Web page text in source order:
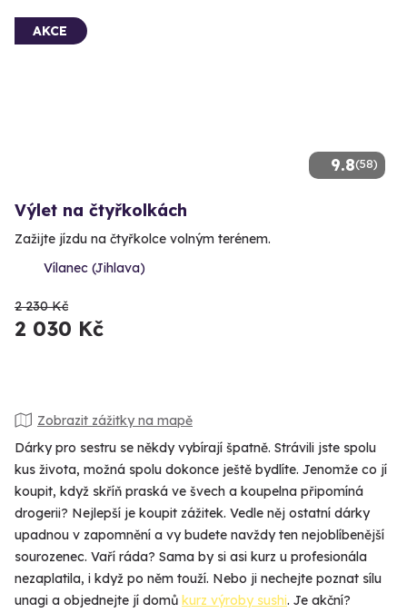
9.8(58)
AKCE
Výlet na čtyřkolkách
Zažijte jízdu na čtyřkolce volným terénem.
Vílanec (Jihlava)
2 230 Kč
2 030 Kč
Zobrazit zážitky na mapě
Dárky pro sestru se někdy vybírají špatně. Strávili jste spolu
kus života, možná spolu dokonce ještě bydlíte. Jenomže co jí
koupit, když skříň praská ve švech a koupelna připomíná
drogerii? Nejlepší je koupit zážitek. Vedle něj ostatní dárky
upadnou v zapomnění a vy budete navždy ten nejoblíbenější
sourozenec. Vaří ráda? Sama by si asi kurz u profesionála
nezaplatila, i když po něm touží. Nebo ji nechejte poznat sílu
unagi a objednejte jí domů kurz výroby sushi. Je akční?